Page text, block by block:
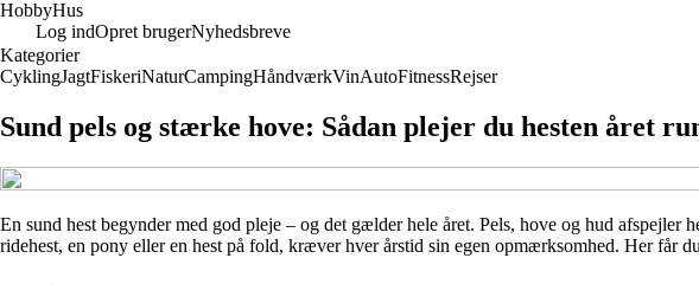
HobbyHus
Log indOpret brugerNyhedsbreve
Kategorier
CyklingJagtFiskeriNaturCampingHåndværkVinAutoFitnessRejser
Sund pels og stærke hove: Sådan plejer du hesten året
En sund hest begynder med god pleje – og det gælder hele året. Pels, hove og hud afspejler
ridehest, en pony eller en hest på fold, kræver hver årstid sin egen opmærksomhed. Her får